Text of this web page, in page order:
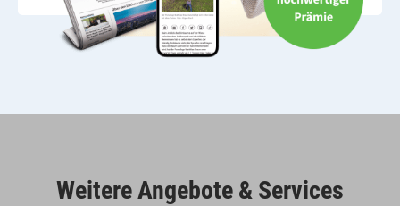
Weitere Angebote & Services